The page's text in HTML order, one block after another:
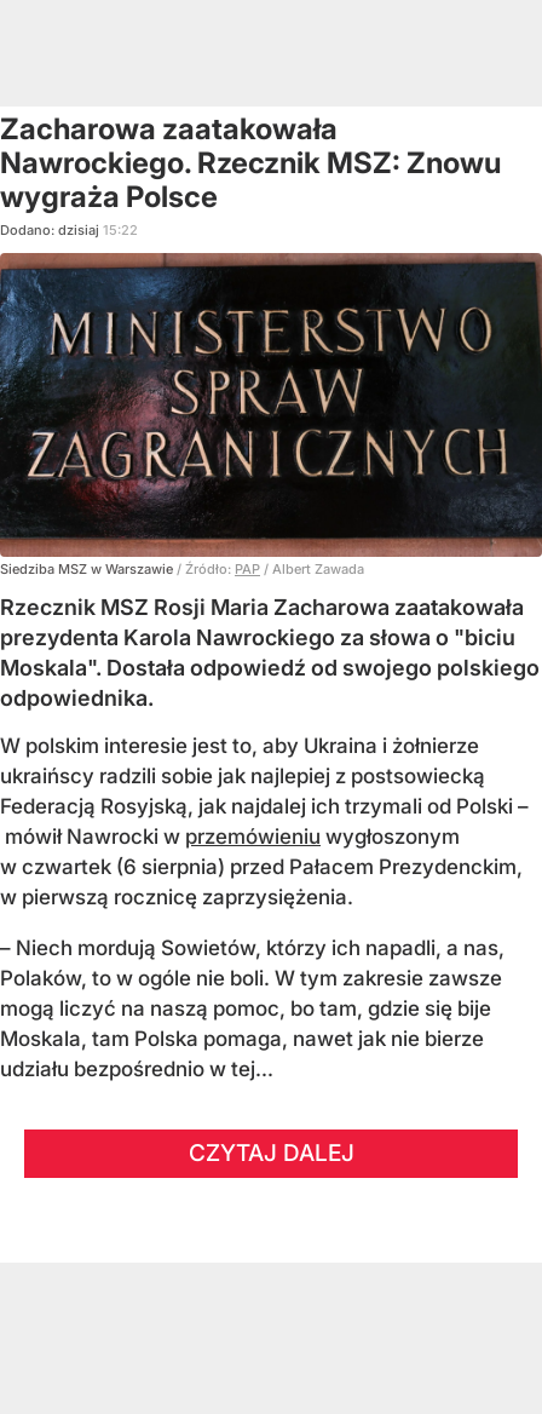
Zacharowa zaatakowała
Nawrockiego. Rzecznik MSZ: Znowu
wygraża Polsce
Dodano: dzisiaj 15:22
Siedziba MSZ w Warszawie / Źródło: PAP / Albert Zawada
Rzecznik MSZ Rosji Maria Zacharowa zaatakowała
prezydenta Karola Nawrockiego za słowa o "biciu
Moskala". Dostała odpowiedź od swojego polskiego
odpowiednika.
W polskim interesie jest to, aby Ukraina i żołnierze
ukraińscy radzili sobie jak najlepiej z postsowiecką
Federacją Rosyjską, jak najdalej ich trzymali od Polski –
mówił Nawrocki w przemówieniu wygłoszonym
w czwartek (6 sierpnia) przed Pałacem Prezydenckim,
w pierwszą rocznicę zaprzysiężenia.
– Niech mordują Sowietów, którzy ich napadli, a nas,
Polaków, to w ogóle nie boli. W tym zakresie zawsze
mogą liczyć na naszą pomoc, bo tam, gdzie się bije
Moskala, tam Polska pomaga, nawet jak nie bierze
udziału bezpośrednio w tej...
CZYTAJ DALEJ